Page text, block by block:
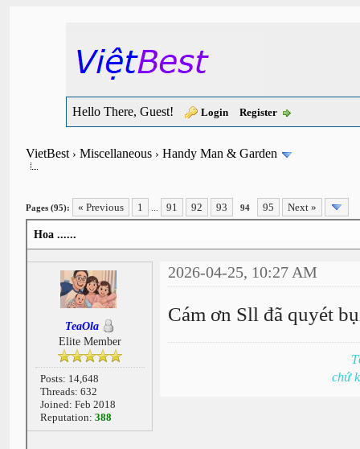
Hello There, Guest! Login Register
VietBest›Miscellaneous ›Handy Man & Garden
Pages (95): « Previous 1 91 92 93 94 95 Next »
Hoa ......
TeaOla
Elite Member
Posts: 14,648
Threads: 632
Joined: Feb 2018
Reputation: 388
2026-04-25, 10:27 AM
Cám ơn Sll đã quyét
chứ